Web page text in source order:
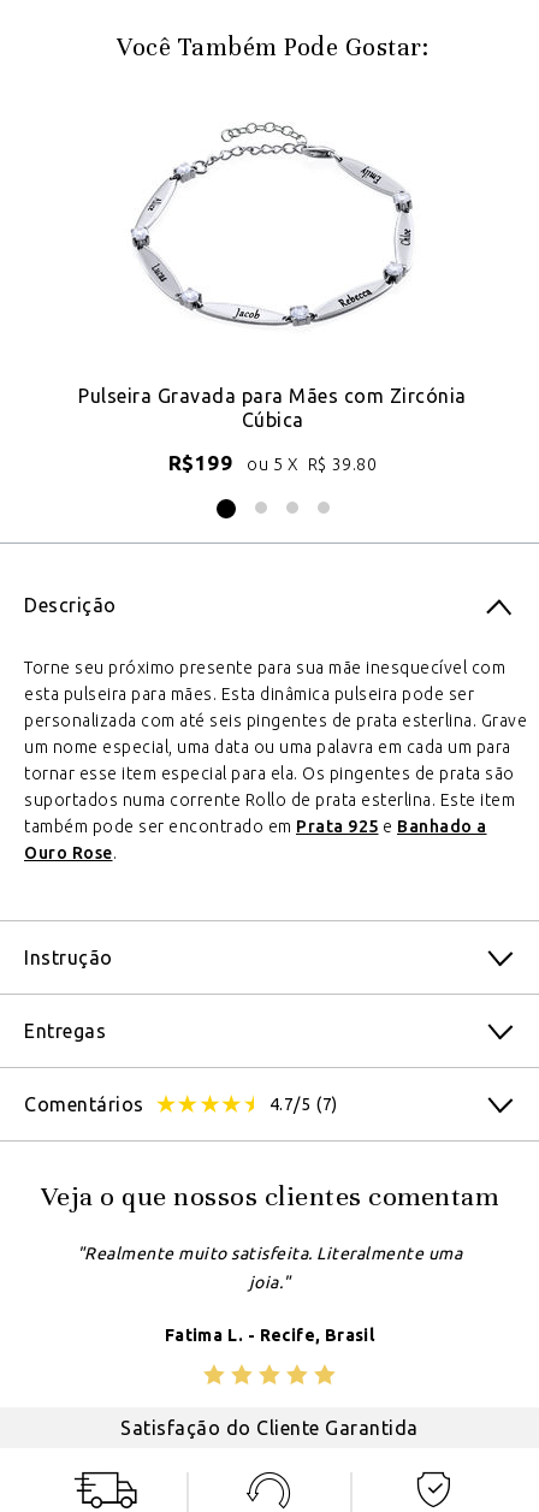
Você Também Pode Gostar:
Pulseira Gravada para Mães com Zircónia
Cúbica
R$199 ou 5 X R$ 39.80
Descrição
Torne seu próximo presente para sua mãe inesquecível com
esta pulseira para mães. Esta dinâmica pulseira pode ser
personalizada com até seis pingentes de prata esterlina. Grave
um nome especial, uma data ou uma palavra em cada um para
tornar esse item especial para ela. Os pingentes de prata são
suportados numa corrente Rollo de prata esterlina. Este item
também pode ser encontrado em Prata 925 e Banhado a
Ouro Rose.
Instrução
Entregas
Comentários 4.7/5 (7)
Veja o que nossos clientes comentam
"Realmente muito satisfeita. Literalmente uma
joia."
Fatima L. - Recife, Brasil
Satisfação do Cliente Garantida